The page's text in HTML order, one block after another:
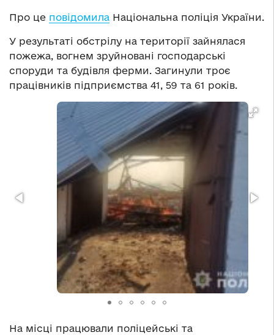
Про це повідомила Національна поліція України.
У результаті обстрілу на території зайнялася
пожежа, вогнем зруйновані господарські
споруди та будівля ферми. Загинули троє
працівників підприємства 41, 59 та 61 років.
На місці працювали поліцейські та